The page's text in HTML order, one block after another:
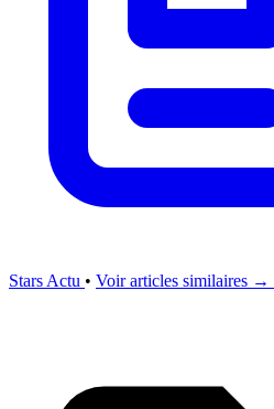
Stars Actu • Voir articles similaires →